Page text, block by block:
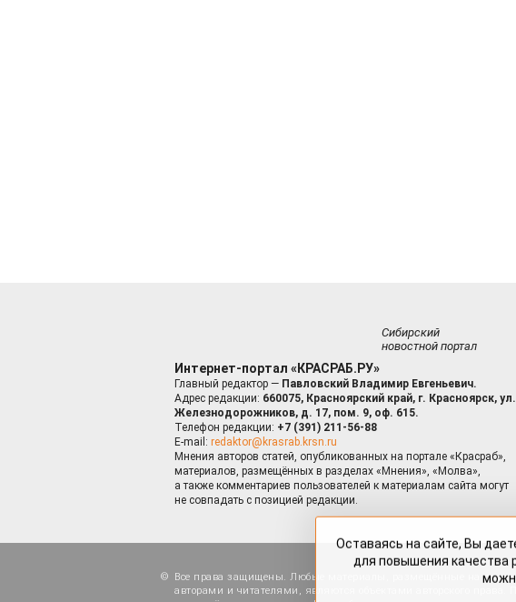
Сибирский
новостной портал
Интернет-портал «КРАСРАБ.РУ»
Главный редактор — Павловский Владимир Евгеньевич.
Адрес редакции: 660075, Красноярский край, г. Красноярск, ул.
Железнодорожников, д. 17, пом. 9, оф. 615.
Телефон редакции: +7 (391) 211-56-88
E-mail: redaktor@krasrab.krsn.ru
Мнения авторов статей, опубликованных на портале «Красраб»,
материалов, размещённых в разделах «Мнения», «Молва»,
а также комментариев пользователей к материалам сайта могут
не совпадать с позицией редакции.
Все права защищены. Любые материалы, размещённые на
авторами и читателями, являются объектами авторского права.
Оставаясь на сайте, Вы